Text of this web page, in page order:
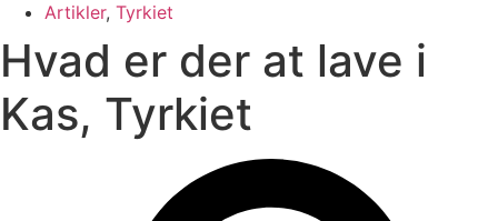
Artikler, Tyrkiet
Hvad er der at lave i
Kas, Tyrkiet